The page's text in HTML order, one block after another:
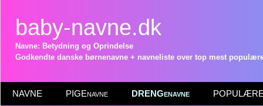
baby-navne.dk
Navne: Betydning og Oprindelse
Godkendte danske børnenavne + navneliste over top mest
NAVNE PIGEnavne DRENGenavne POPULÆRE